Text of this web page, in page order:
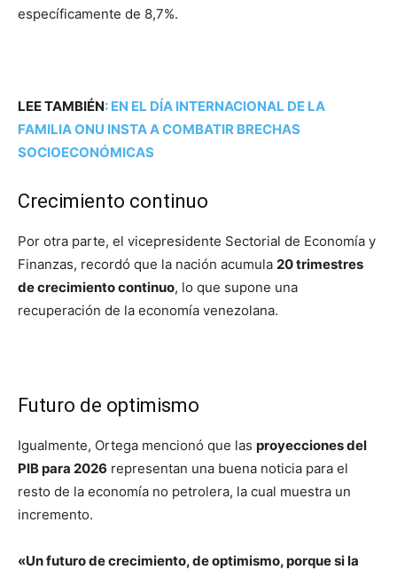
específicamente de 8,7%.
LEE TAMBIÉN: EN EL DÍA INTERNACIONAL DE LA
FAMILIA ONU INSTA A COMBATIR BRECHAS
SOCIOECONÓMICAS
Crecimiento continuo
Por otra parte, el vicepresidente Sectorial de Economía y
Finanzas, recordó que la nación acumula 20 trimestres
de crecimiento continuo, lo que supone una
recuperación de la economía venezolana.
Futuro de optimismo
Igualmente, Ortega mencionó que las proyecciones del
PIB para 2026 representan una buena noticia para el
resto de la economía no petrolera, la cual muestra un
incremento.
«Un futuro de crecimiento, de optimismo, porque si la